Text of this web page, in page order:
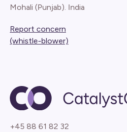
Mohali (Punjab). India
Report concern
(whistle-blower)
+45 88 61 82 32